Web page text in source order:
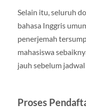
Selain itu, seluruh
bahasa Inggris
penerjemah
mahasiswa
jauh sebelum
Proses